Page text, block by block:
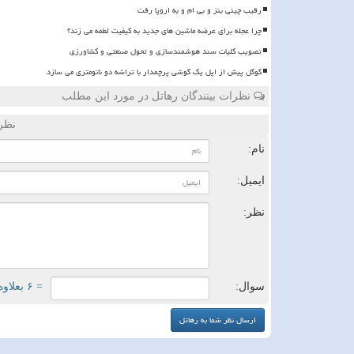
رقیب چینی بنز و بی ام و به اروپا رفت
چرا عجله برای عرضه ماشین های جدید به کیفیت لطمه می زند؟
تصویب کلیات سند هوشمندسازی و تحول صنعتی و کشاورزی
گوگل پیش از اپل یک گوشی پرچمدار با تراشه دو نانومتری می سازد
نظرات بینندگان رهاتل در مورد این مطلب
نام:
ایمیل:
نظر:
سوال: = ۶ بعلاوه ۴